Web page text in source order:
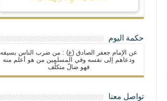
حكمة اليوم
عن الإمام جعفر الصادق (ع) : من ضرب الناس بسيفه
ودعاهم إلى نفسه وفي المسلمين من هو أعلم منه
فهو ضالّ متكلّف
تواصل معنا